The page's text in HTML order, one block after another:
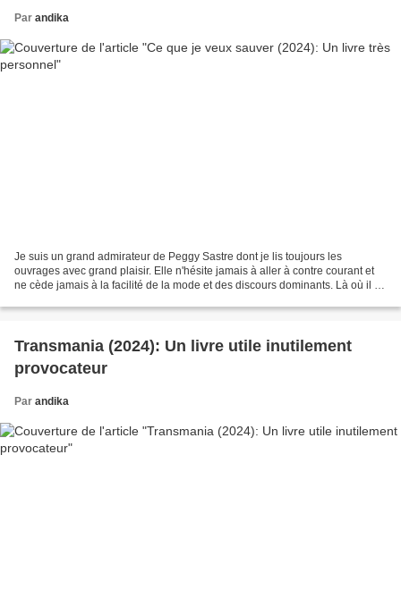
Par andika
Je suis un grand admirateur de Peggy Sastre dont je lis toujours les
ouvrages avec grand plaisir. Elle n'hésite jamais à aller à contre courant et
ne cède jamais à la facilité de la mode et des discours dominants. Là où il y
Transmania (2024): Un livre utile inutilement
provocateur
Par andika